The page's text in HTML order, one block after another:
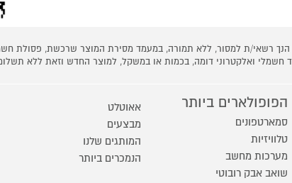
הנך רשאי/ת למסור, ללא תמורה, במעמד מסירת המוצר שרכשת, פסולת
חשמלי ואלקטרוני דומה, בכמות או במשקל, למוצר החדש וזאת ללא
הפופולארים ביותר
סמארטפונים
טלוויזיות
מערכות מחשב
שואב אבק רובוטי
אאוטלט
מבצעים
המותגים שלנו
הנמכרים ביותר